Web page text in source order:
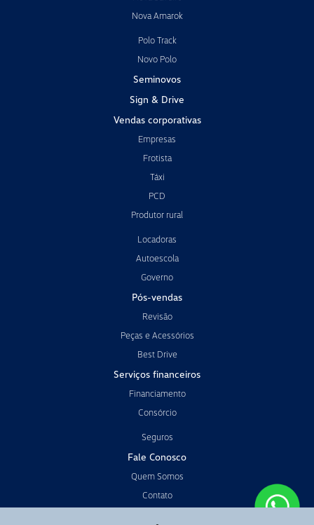
Nova Amarok
Polo Track
Novo Polo
Seminovos
Sign & Drive
Vendas corporativas
Empresas
Frotista
Táxi
PCD
Produtor rural
Locadoras
Autoescola
Governo
Pós-vendas
Revisão
Peças e Acessórios
Best Drive
Serviços financeiros
Financiamento
Consórcio
Seguros
Fale Conosco
Quem Somos
Contato